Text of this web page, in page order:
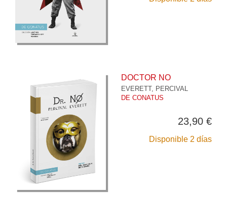
DOCTOR NO
EVERETT, PERCIVAL
DE CONATUS
23,90 €
Disponible 2 días